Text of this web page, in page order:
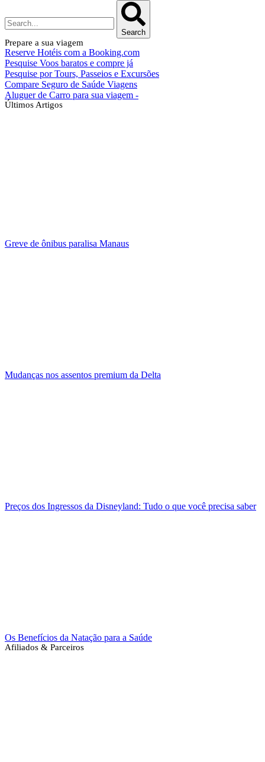
Search
Prepare a sua viagem
Reserve Hotéis com a Booking.com
Pesquise Voos baratos e compre já
Pesquise por Tours, Passeios e Excursões
Compare Seguro de Saúde Viagens
Aluguer de Carro para sua viagem -
Últimos Artigos
Greve de ônibus paralisa Manaus
Mudanças nos assentos premium da Delta
Preços dos Ingressos da Disneyland: Tudo o que você precisa saber
Os Benefícios da Natação para a Saúde
Afiliados & Parceiros